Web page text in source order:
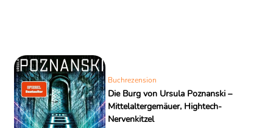
Buchrezension
Die Burg von Ursula Poznanski –
Mittelaltergemäuer, Hightech-
Nervenkitzel